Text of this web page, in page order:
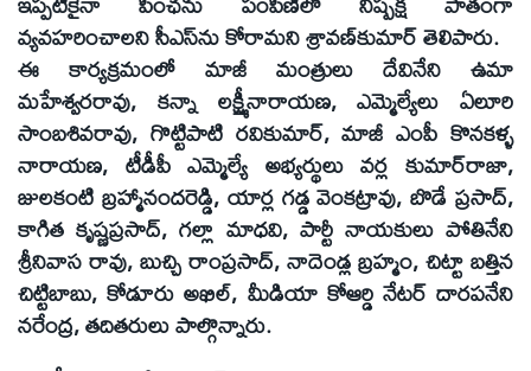
వ్యవహరించాలని సీఎస్‌ను కోరామని శ్రావణ్‌కుమార్‌ తెలిపారు.
ఈ కార్యక్రమంలో మాజీ మంత్రులు దేవినేని ఉమా
మహేశ్వరరావు, కన్నా లక్ష్మీనారాయణ, ఎమ్మెల్యేలు ఏలూరి
సాంబశివరావు, గొట్టిపాటి రవికుమార్‌, మాజీ ఎంపీ కొనకళ్ళ
నారాయణ, టీడీపీ ఎమ్మెల్యే అభ్యర్థులు వర్ల కుమార్‌రాజా,
జులకంటి బ్రహ్మానందరెడ్డి, యార్ల గడ్డ వెంకట్రావు, బొడే ప్రసాద్‌,
కాగిత కృష్ణప్రసాద్‌, గల్లా మాధవి, పార్టీ నాయకులు పోతినేని
శ్రీనివాస రావు, బుచ్చి రాంప్రసాద్‌, నాదెండ్ల బ్రహ్మం, చిట్టా బత్తిన
చిట్టిబాబు, కోడూరు అఖిల్‌, మీడియా కోఆర్డి నేటర్‌ దారపనేని
నరేంద్ర, తదితరులు పాల్గొన్నారు.